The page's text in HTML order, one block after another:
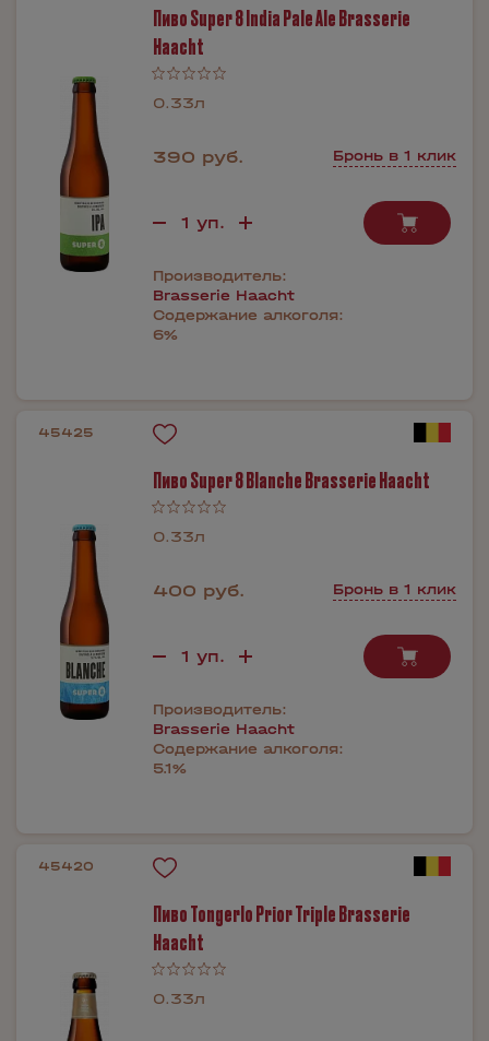
Пиво Super 8 India Pale Ale Brasserie
Haacht
0.33л
390 руб. Бронь в 1 клик
Производитель:
Brasserie Haacht
Содержание алкоголя:
6%
45425
Пиво Super 8 Blanche Brasserie Haacht
0.33л
400 руб. Бронь в 1 клик
Производитель:
Brasserie Haacht
Содержание алкоголя:
5.1%
45420
Пиво Tongerlo Prior Triple Brasserie
Haacht
0.33л